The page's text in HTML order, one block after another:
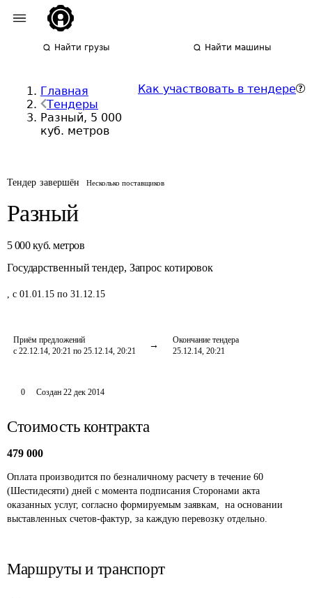
Найти грузы Найти машины
Главная
Тендеры
Разный, 5 000
куб. метров
Как участвовать в тендере
Тендер завершён Несколько поставщиков
Разный
5 000 куб. метров
Государственный тендер, Запрос котировок
, с 01.01.15 по 31.12.15
Приём предложений
с 22.12.14, 20:21 по 25.12.14, 20:21
Окончание тендера
25.12.14, 20:21
0 Создан 22 дек 2014
Стоимость контракта
479 000
Оплата производится по безналичному расчету в течение 60
(Шестидесяти) дней с момента подписания Сторонами акта
оказанных услуг, согласно формируемым заявкам,  на основании
выставленных счетов-фактур, за каждую перевозку отдельно.
Маршруты и транспорт